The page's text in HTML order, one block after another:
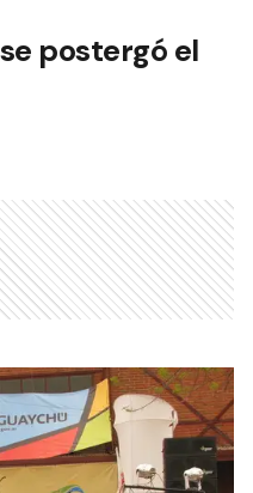
postergó el